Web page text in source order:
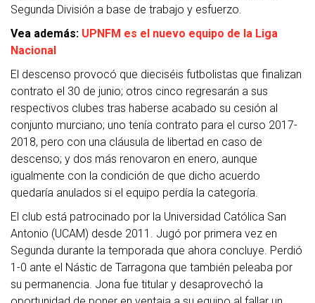
Segunda División a base de trabajo y esfuerzo.
Vea además: UPNFM es el nuevo equipo de la Liga
Nacional
El descenso provocó que dieciséis futbolistas que finalizan
contrato el 30 de junio; otros cinco regresarán a sus
respectivos clubes tras haberse acabado su cesión al
conjunto murciano; uno tenía contrato para el curso 2017-
2018, pero con una cláusula de libertad en caso de
descenso; y dos más renovaron en enero, aunque
igualmente con la condición de que dicho acuerdo
quedaría anulados si el equipo perdía la categoría.
El club está patrocinado por la Universidad Católica San
Antonio (UCAM) desde 2011. Jugó por primera vez en
Segunda durante la temporada que ahora concluye. Perdió
1-0 ante el Nástic de Tarragona que también peleaba por
su permanencia. Jona fue titular y desaprovechó la